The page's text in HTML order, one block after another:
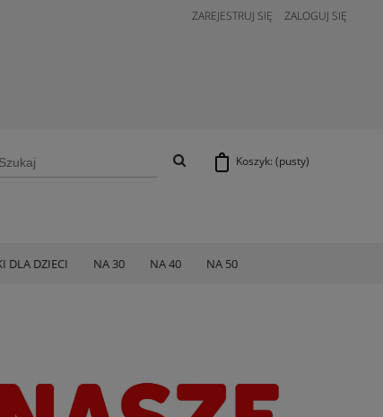
ZAREJESTRUJ SIĘ ZALOGUJ SIĘ
Koszyk: (pusty)
DLA DZIECI NA 30 NA 40 NA 50